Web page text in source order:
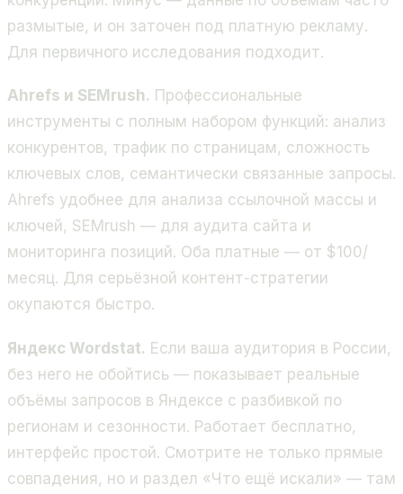
размытые, и он заточен под платную рекламу.
Для первичного исследования подходит.
Ahrefs и SEMrush. Профессиональные
инструменты с полным набором функций: анализ
конкурентов, трафик по страницам, сложность
ключевых слов, семантически связанные запросы.
Ahrefs удобнее для анализа ссылочной массы и
ключей, SEMrush — для аудита сайта и
мониторинга позиций. Оба платные — от $100/
месяц. Для серьёзной контент-стратегии
окупаются быстро.
Яндекс Wordstat. Если ваша аудитория в России,
без него не обойтись — показывает реальные
объёмы запросов в Яндексе с разбивкой по
регионам и сезонности. Работает бесплатно,
интерфейс простой. Смотрите не только прямые
совпадения, но и раздел «Что ещё искали» — там